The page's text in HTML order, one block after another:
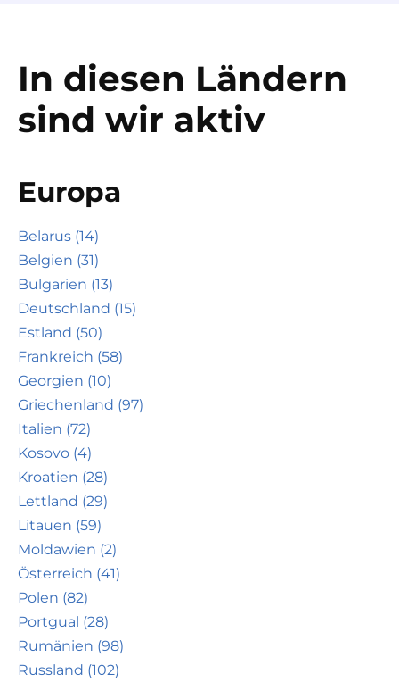
In diesen Ländern
sind wir aktiv
Europa
Belarus (14)
Belgien (31)
Bulgarien (13)
Deutschland (15)
Estland (50)
Frankreich (58)
Georgien (10)
Griechenland (97)
Italien (72)
Kosovo (4)
Kroatien (28)
Lettland (29)
Litauen (59)
Moldawien (2)
Österreich (41)
Polen (82)
Portgual (28)
Rumänien (98)
Russland (102)